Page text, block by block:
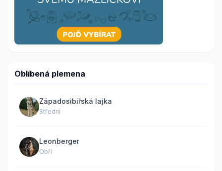
Oblíbená plemena
Západosibiřská lajka
Střední
Leonberger
Obří